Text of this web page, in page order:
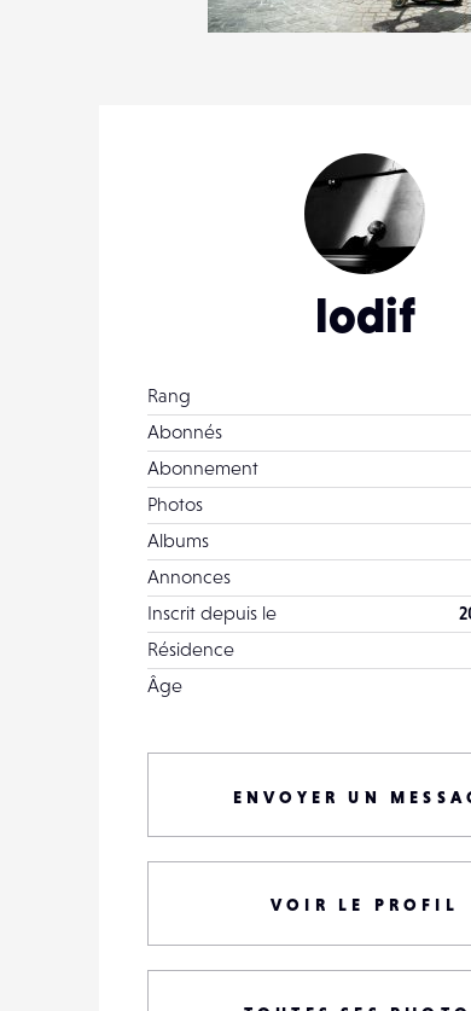
2
12
lodif
Rang
Abonnés
Abonnement
Photos
Albums
Annonces
Inscrit depuis le
Résidence
Âge
ENVOYER UN
VOIR LE PROFIL